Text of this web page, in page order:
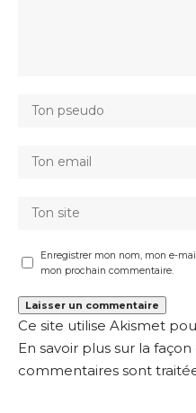
Enregistrer mon nom, mon e-
mon prochain commentaire.
Ce site utilise Akismet
En savoir plus sur la
commentaires sont